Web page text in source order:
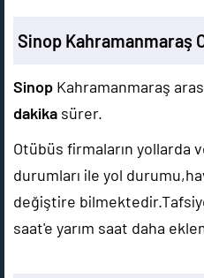
Sinop Kahramanmaraş
Sinop Kahramanmaraş
dakika sürer.
Otübüs firmaların yollarda
durumları ile yol
değiştire
saat'e yarım saat daha